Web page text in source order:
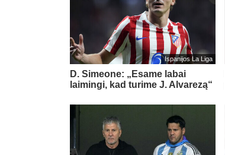
Ispanijos La Liga
D. Simeone: „Esame labai
laimingi, kad turime J. Alvarezą“